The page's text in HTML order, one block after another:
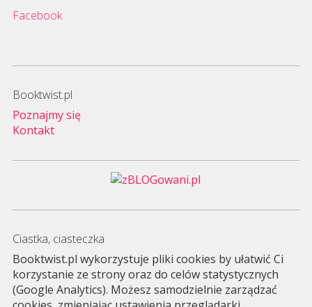
Facebook
Booktwist.pl
Poznajmy się
Kontakt
Ciastka, ciasteczka
Booktwist.pl wykorzystuje pliki cookies by ułatwić Ci
korzystanie ze strony oraz do celów statystycznych
(Google Analytics). Możesz samodzielnie zarządzać